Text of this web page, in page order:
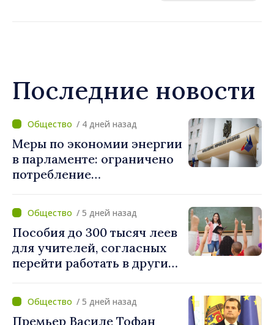
Последние новости
/ 4 дней назад
Меры по экономии энергии
в парламенте: ограничено
потребление
воды
/ 5 дней назад
Пособия до 300 тысяч леев
для учителей, согласных
перейти работать в другие
реорганизации
учреждений/ 5 дней назад
Премьер Василе Тофан